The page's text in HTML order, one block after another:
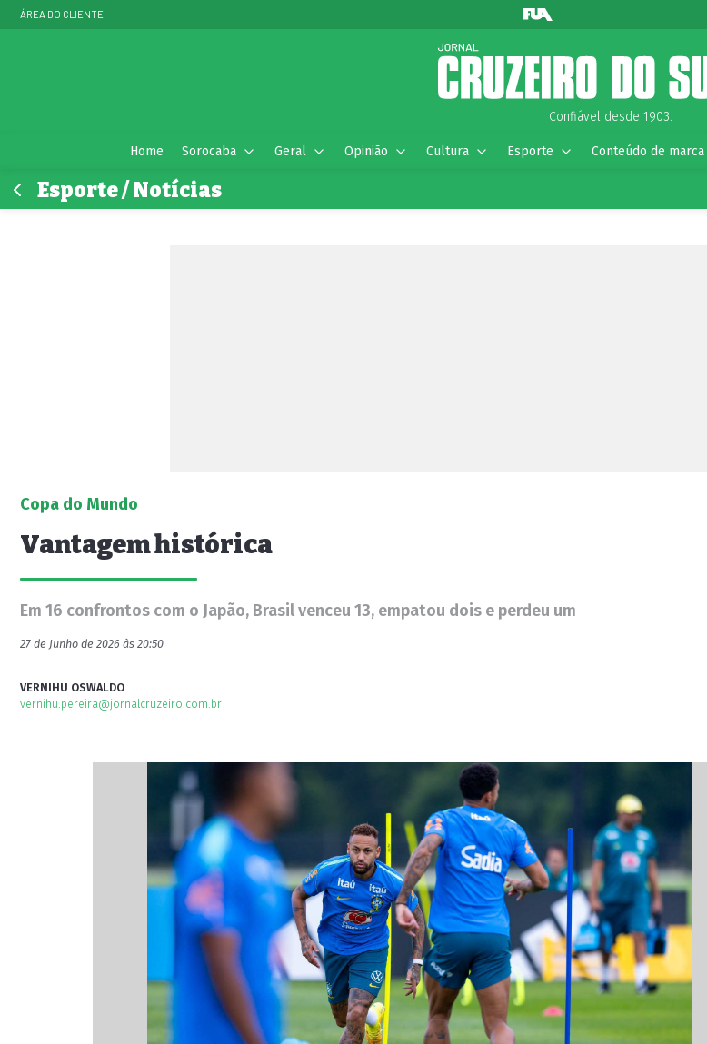
ÁREA DO CLIENTE
Confiável desde 1903.
Home Sorocaba Geral Opinião Cultura Esporte Conteúdo de marca
Esporte / Notícias
Copa do Mundo
Vantagem histórica
Em 16 confrontos com o Japão, Brasil venceu 13, empatou dois e perdeu um
27 de Junho de 2026 às 20:50
VERNIHU OSWALDO
vernihu.pereira@jornalcruzeiro.com.br